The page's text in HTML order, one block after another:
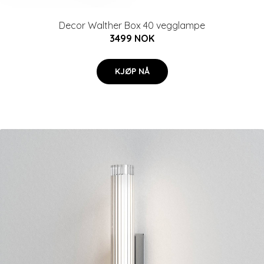
Decor Walther Box 40 vegglampe
3499 NOK
KJØP NÅ